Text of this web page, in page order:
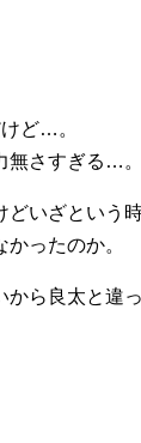
ど…。
無さすぎる…。
いざという
ったのか。
ら良太と違